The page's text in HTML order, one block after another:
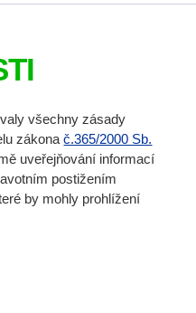
všechny zásady
zákonač.365/2000 Sb.
uveřejňování informací
postižením
by mohly prohlížení